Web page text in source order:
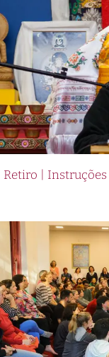
Retiro | Instruções